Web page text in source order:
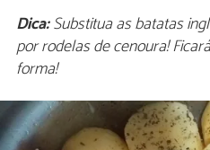
Dica:Substitua as batatas
por rodelas de cenoura!
forma!